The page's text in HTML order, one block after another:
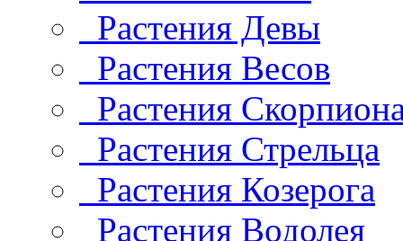
Растения Девы
Растения Весов
Растения
Растения Стрельца
Растения Козерога
Растения Водолея